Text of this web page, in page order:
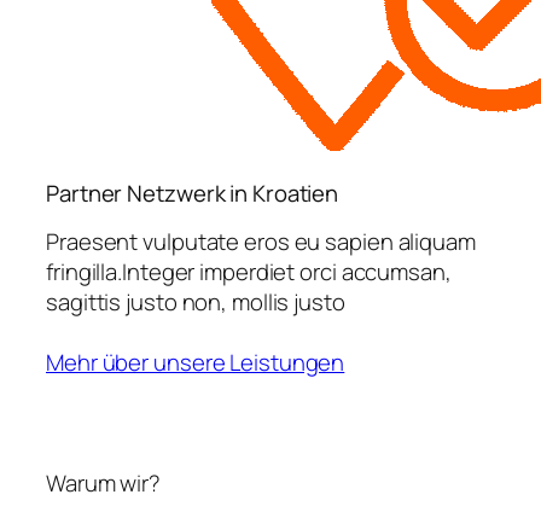
Partner Netzwerk in Kroatien
Praesent vulputate eros eu sapien aliquam
fringilla.Integer imperdiet orci accumsan,
sagittis justo non, mollis justo
Mehr über unsere Leistungen
Warum wir?